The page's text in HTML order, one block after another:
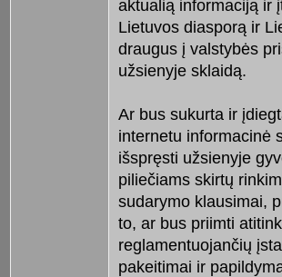
aktualią informaciją ir
Lietuvos diasporą ir
draugus į valstybės
užsienyje sklaidą.
Ar bus sukurta ir
internetu informacinė
išspręsti užsienyje
piliečiams skirtų
sudarymo klausimai,
to, ar bus priimti
reglamentuojančių
pakeitimai ir